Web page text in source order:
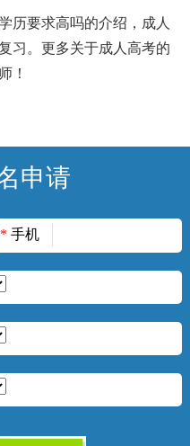
历要求高吗的介绍，成人
习。 更多关于成人高考的
！
申请
* 手机